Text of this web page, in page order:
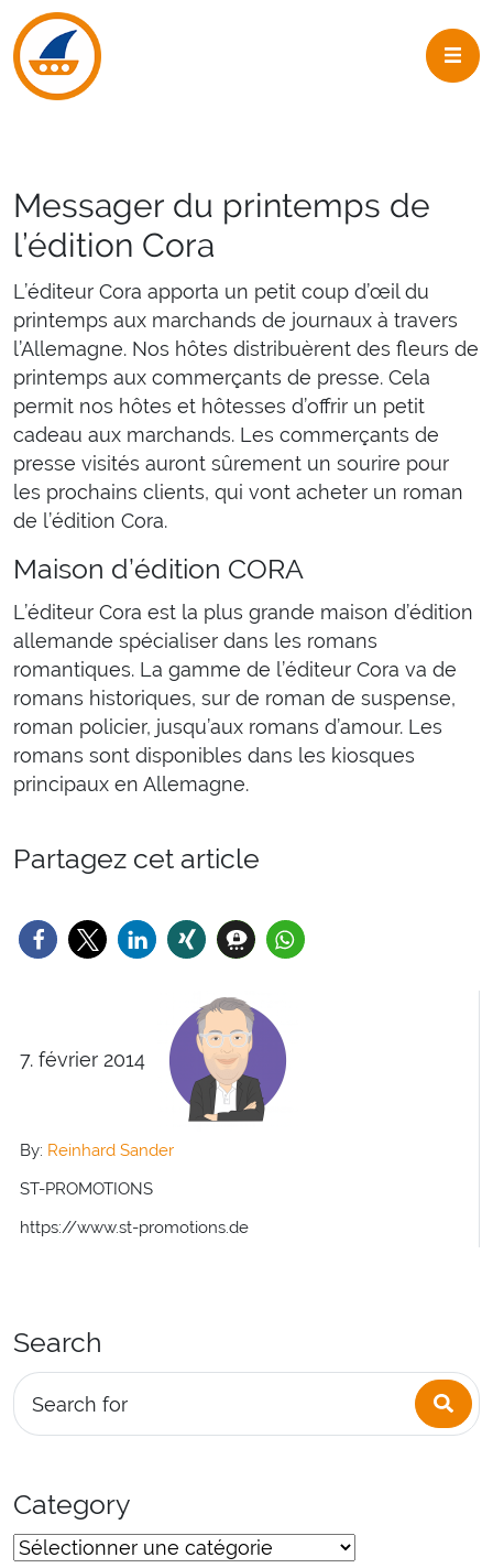
Skip to navigation
Skip to main content
Messager du printemps de
l’édition Cora
L’éditeur Cora apporta un petit coup d’œil du
printemps aux marchands de journaux à travers
l’Allemagne. Nos hôtes distribuèrent des fleurs de
printemps aux commerçants de presse. Cela
permit nos hôtes et hôtesses d’offrir un petit
cadeau aux marchands. Les commerçants de
presse visités auront sûrement un sourire pour
les prochains clients, qui vont acheter un roman
de l’édition Cora.
Maison d’édition CORA
L’éditeur Cora est la plus grande maison d’édition
allemande spécialiser dans les romans
romantiques. La gamme de l’éditeur Cora va de
romans historiques, sur de roman de suspense,
roman policier, jusqu’aux romans d’amour. Les
romans sont disponibles dans les kiosques
principaux en Allemagne.
Partagez cet article
7. février 2014
By: Reinhard Sander
ST-PROMOTIONS
https://www.st-promotions.de
Search
Search for
Category